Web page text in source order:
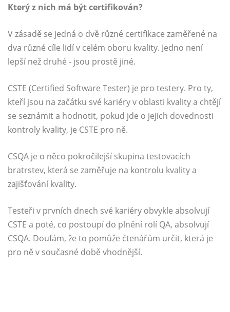
Který z nich má být certifikován?
V zásadě se jedná o dvě různé certifikace zaměřené na
dva různé cíle lidí v celém oboru kvality. Jedno není
lepší než druhé - jsou prostě jiné.
CSTE (Certified Software Tester) je pro testery. Pro ty,
kteří jsou na začátku své kariéry v oblasti kvality a chtějí
se seznámit a hodnotit, pokud jde o jejich dovednosti
kontroly kvality, je CSTE pro ně.
CSQA je o něco pokročilejší skupina testovacích
bratrstev, která se zaměřuje na kontrolu kvality a
zajišťování kvality.
Testeři v prvních dnech své kariéry obvykle absolvují
CSTE a poté, co postoupí do plnění rolí QA, absolvují
CSQA. Doufám, že to pomůže čtenářům určit, která je
pro ně v současné době vhodnější.